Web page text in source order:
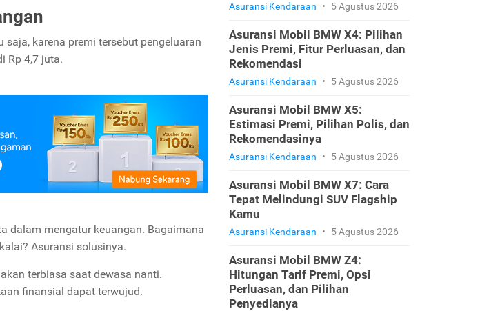
karena premi tersebut pengeluaran
Rp 4,7 juta.
dalam mengatur keuangan. Bagaimana
Asuransi solusinya.
terbiasa saat dewasa nanti.
finansial dapat terwujud.
Asuransi Kendaraan • 5 Agustus 2026
Asuransi Mobil BMW X4: Pilihan
Jenis Premi, Fitur Perluasan, dan
Rekomendasi
Asuransi Kendaraan • 5 Agustus 2026
Asuransi Mobil BMW X5:
Estimasi Premi, Pilihan Polis, dan
Rekomendasinya
Asuransi Kendaraan • 5 Agustus 2026
Asuransi Mobil BMW X7: Cara
Tepat Melindungi SUV Flagship
Kamu
Asuransi Kendaraan • 5 Agustus 2026
Asuransi Mobil BMW Z4:
Hitungan Tarif Premi, Opsi
Perluasan, dan Pilihan
Penyedianya